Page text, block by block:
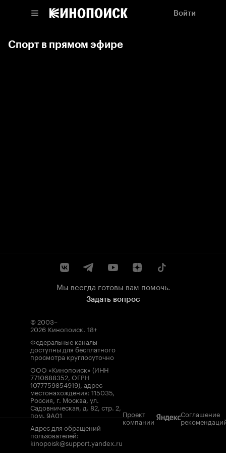
Войти
Спорт в прямом эфире
Мы всегда готовы вам помочь.
Задать вопрос
© 2003–
2026 Кинопоиск. 18+
Федеральные каналы
доступны для бесплатного
просмотра круглосуточно
ООО «Кинопоиск» (ИНН
7710688352, ОГРН
1077759854919), адрес
местонахождения: 115035,
Россия, г. Москва, ул.
Садовническая, д. 82, стр. 2,
пом. 9А01
Адрес для обращений
пользователей:
kinopoisk@support.yandex.ru
Проект
компании
Соглашение